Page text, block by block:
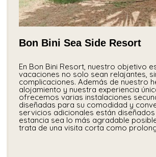
Bon Bini Sea Side Resort
En Bon Bini Resort, nuestro objetivo
vacaciones no solo sean relajantes,
complicaciones. Además de nuestro
alojamiento y nuestra experiencia
ofrecemos varias instalaciones
diseñadas para su comodidad y
servicios adicionales están
estancia sea lo más agradable
trata de una visita corta como